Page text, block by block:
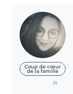
Coup de cœur
de la famille
(1)